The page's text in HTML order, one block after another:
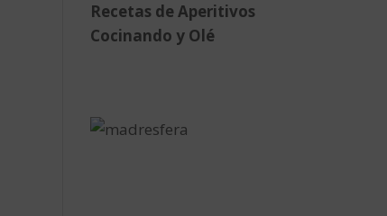
Recetas de Aperitivos
Cocinando y Olé